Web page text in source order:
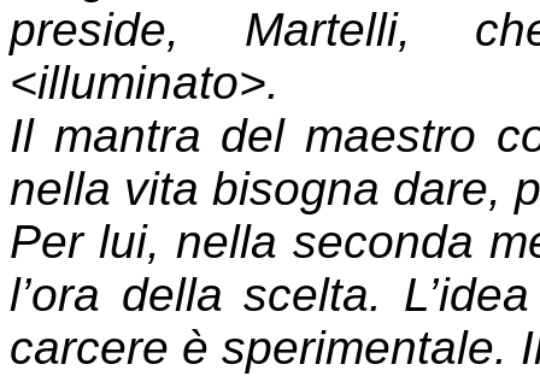
preside, Martelli,
<illuminato>.
Il mantra del maestro
nella vita bisogna dare,
Per lui, nella seconda
l’ora della scelta.
carcere è sperimentale.